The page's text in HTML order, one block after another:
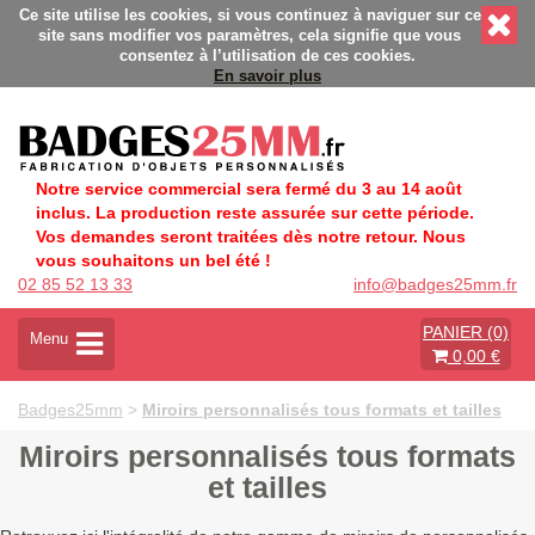
- Fabrication Française éco-responsable - Délais
Ce site utilise les cookies, si vous continuez à naviguer sur ce
site sans modifier vos paramètres, cela signifie que vous
consentez à l’utilisation de ces cookies.
En savoir plus
Notre service commercial sera fermé du 3 au 14 août
inclus. La production reste assurée sur cette période.
Vos demandes seront traitées dès notre retour. Nous
vous souhaitons un bel été !
02 85 52 13 33
info@badges25mm.fr
A
t
v
e
r
n
Menu
PANIER (0)
0,00 €
Badges25mm > Miroirs personnalisés tous formats et tailles
Miroirs personnalisés tous formats
et tailles